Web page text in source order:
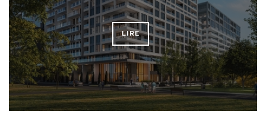
LIRE